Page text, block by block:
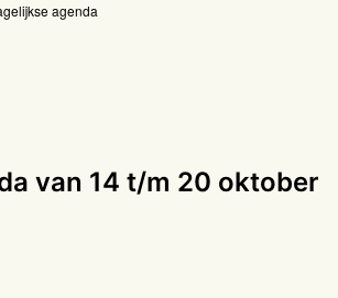
agenda
van 14 t/m 20 oktober